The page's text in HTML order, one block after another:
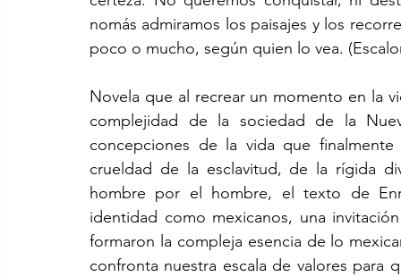
nomás admiramos los paisajes y los
poco o mucho, según quien lo vea.
Novela que al recrear un momento en la
complejidad de la sociedad de la
concepciones de la vida que
crueldad de la esclavitud, de la rígida
hombre por el hombre, el texto de
identidad como mexicanos, una
formaron la compleja esencia de lo
confronta nuestra escala de valores para